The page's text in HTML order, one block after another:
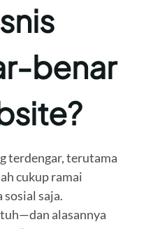
benar
terdengar, terutama
cukup ramai
saja.
alasannya